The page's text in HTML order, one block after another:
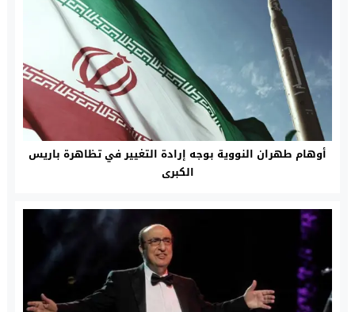
أوهام طهران النووية بوجه إرادة التغيير في تظاهرة باريس
الكبرى